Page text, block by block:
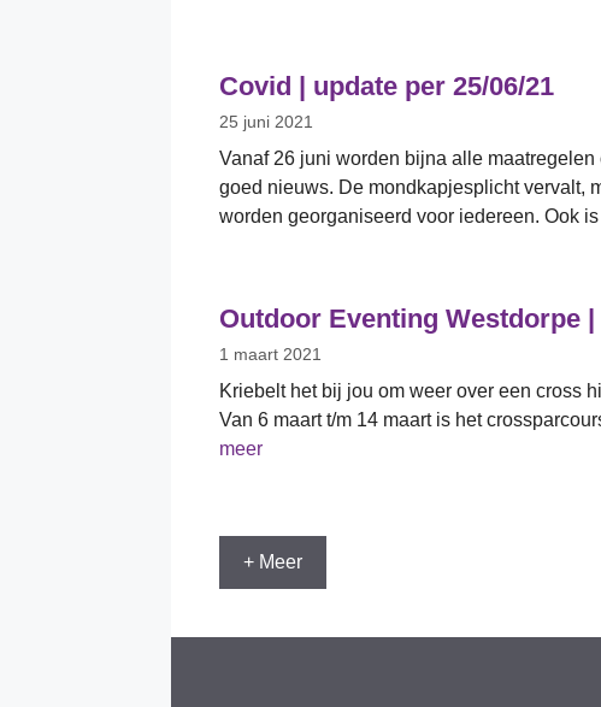
Covid | update per 25/06/21
25 juni 2021
Vanaf 26 juni worden bijna alle
goed nieuws. De mondkapjesplicht vervalt,
worden georganiseerd voor iedereen. Ook
Outdoor Eventing Westdorpe
1 maart 2021
Kriebelt het bij jou om weer over een cross
Van 6 maart t/m 14 maart is het
meer
+ Meer